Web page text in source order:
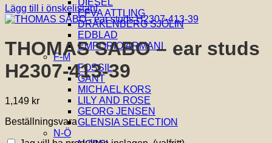
DIESEL
EFVA ATTLING
DRAKENBERG SJÖLIN
EDBLAD
EMPORIO ARMANI
F-M
FOSSIL
GANT
MICHAEL KORS
LILY AND ROSE
GEORG JENSEN
GLENSIA SELECTION
N-Ö
Lägg till i önskelistan!
THOMAS SABO – ear studs
H2307-413-39
1,149 kr
Beställningsvara